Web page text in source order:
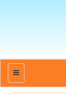
منو